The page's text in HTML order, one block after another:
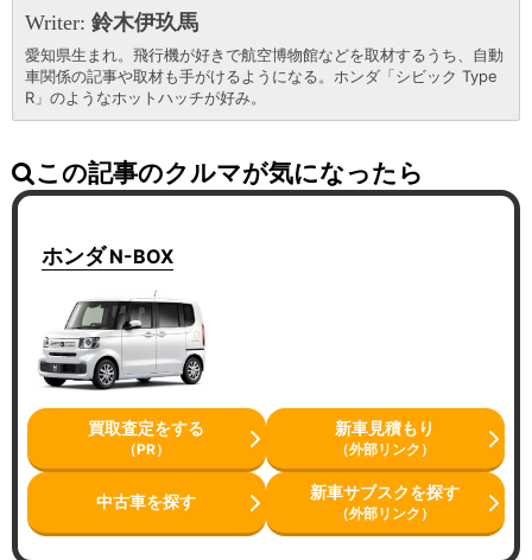
Writer: 鈴木伊玖馬
愛知県生まれ。飛行機が好きで航空博物館などを取材するうち、自動
車関係の記事や取材も手がけるようになる。ホンダ「シビック Type
R」のようなホットハッチが好み。
この記事のクルマが気になったら
ホンダ N-BOX
買取査定をする
（PR）
新車見積もり
（外部リンク）
中古車を探す 新車サブスクを探す
（外部リンク）